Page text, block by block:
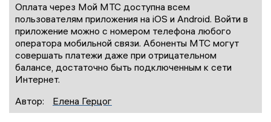
Оплата через Мой МТС доступна всем
пользователям приложения на iOS и Android. Войти в
приложение можно с номером телефона любого
оператора мобильной связи. Абоненты МТС могут
совершать платежи даже при отрицательном
балансе, достаточно быть подключенным к сети
Интернет.
Автор:
Елена Герцог